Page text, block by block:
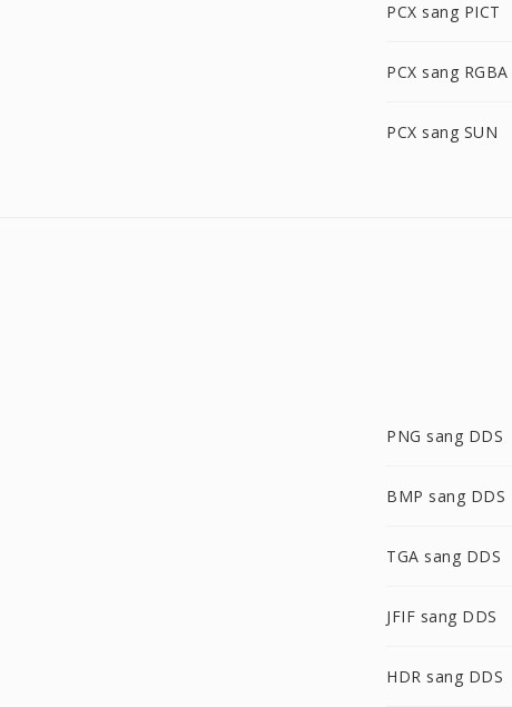
PCX sang PICT
PCX sang RGBA
PCX sang SUN
PNG sang DDS
BMP sang DDS
TGA sang DDS
JFIF sang DDS
HDR sang DDS